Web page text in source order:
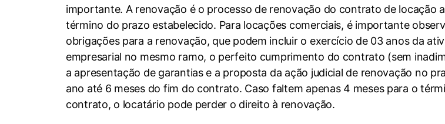
importante. A renovação é o processo de renovação do contrato de locação
término do prazo estabelecido. Para locações comerciais, é importante
obrigações para a renovação, que podem incluir o exercício de 03 anos da
empresarial no mesmo ramo, o perfeito cumprimento do contrato (sem
a apresentação de garantias e a proposta da ação judicial de renovação no
ano até 6 meses do fim do contrato. Caso faltem apenas 4 meses para o
contrato, o locatário pode perder o direito à renovação.